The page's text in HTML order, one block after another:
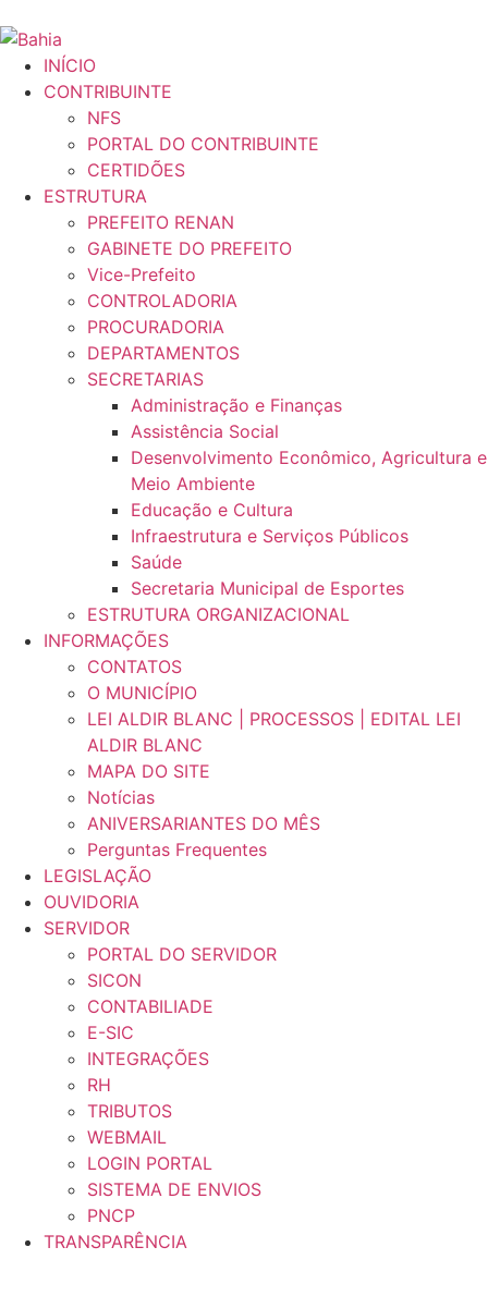
INÍCIO
CONTRIBUINTE
NFS
PORTAL DO CONTRIBUINTE
CERTIDÕES
ESTRUTURA
PREFEITO RENAN
GABINETE DO PREFEITO
Vice-Prefeito
CONTROLADORIA
PROCURADORIA
DEPARTAMENTOS
SECRETARIAS
Administração e Finanças
Assistência Social
Desenvolvimento Econômico, Agricultura e
Meio Ambiente
Educação e Cultura
Infraestrutura e Serviços Públicos
Saúde
Secretaria Municipal de Esportes
ESTRUTURA ORGANIZACIONAL
INFORMAÇÕES
CONTATOS
O MUNICÍPIO
LEI ALDIR BLANC | PROCESSOS | EDITAL LEI
ALDIR BLANC
MAPA DO SITE
Notícias
ANIVERSARIANTES DO MÊS
Perguntas Frequentes
LEGISLAÇÃO
OUVIDORIA
SERVIDOR
PORTAL DO SERVIDOR
SICON
CONTABILIADE
E-SIC
INTEGRAÇÕES
RH
TRIBUTOS
WEBMAIL
LOGIN PORTAL
SISTEMA DE ENVIOS
PNCP
TRANSPARÊNCIA